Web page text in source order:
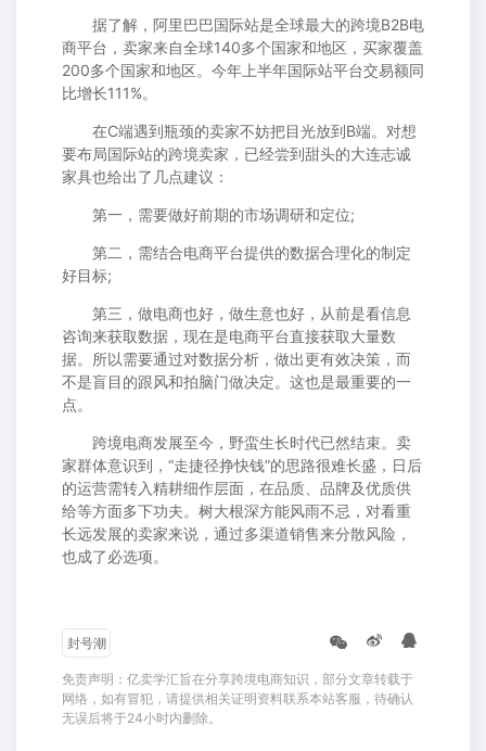
据了解，阿里巴巴国际站是全球最大的跨境B2B电
商平台，卖家来自全球140多个国家和地区，买家覆盖
200多个国家和地区。今年上半年国际站平台交易额同
比增长111%。
在C端遇到瓶颈的卖家不妨把目光放到B端。对想
要布局国际站的跨境卖家，已经尝到甜头的大连志诚
家具也给出了几点建议：
第一，需要做好前期的市场调研和定位;
第二，需结合电商平台提供的数据合理化的制定
好目标;
第三，做电商也好，做生意也好，从前是看信息
咨询来获取数据，现在是电商平台直接获取大量数
据。所以需要通过对数据分析，做出更有效决策，而
不是盲目的跟风和拍脑门做决定。这也是最重要的一
点。
跨境电商发展至今，野蛮生长时代已然结束。卖
家群体意识到，“走捷径挣快钱”的思路很难长盛，日后
的运营需转入精耕细作层面，在品质、品牌及优质供
给等方面多下功夫。树大根深方能风雨不忌，对看重
长远发展的卖家来说，通过多渠道销售来分散风险，
也成了必选项。
封号潮
免责声明：亿卖学汇旨在分享跨境电商知识，部分文章转载于
网络，如有冒犯，请提供相关证明资料联系本站客服，待确认
无误后将于24小时内删除。